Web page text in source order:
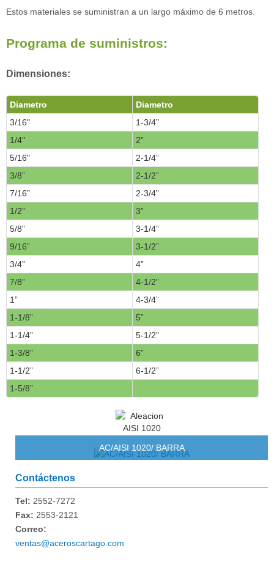
Estos materiales se suministran a un largo máximo de 6 metros.
Programa de suministros:
Dimensiones:
Diametro
Diametro
3/16"
1-3/4”
1/4"
2”
5/16"
2-1/4”
3/8”
2-1/2”
7/16”
2-3/4”
1/2”
3”
5/8”
3-1/4”
9/16”
3-1/2”
3/4”
4”
7/8”
4-1/2”
1”
4-3/4”
1-1/8”
5”
1-1/4”
5-1/2”
1-3/8”
6”
1-1/2”
6-1/2”
1-5/8”
AC/AISI 1020/ BARRA
Contáctenos
Tel: 2552-7272
Fax: 2553-2121
Correo:
ventas@aceroscartago.com